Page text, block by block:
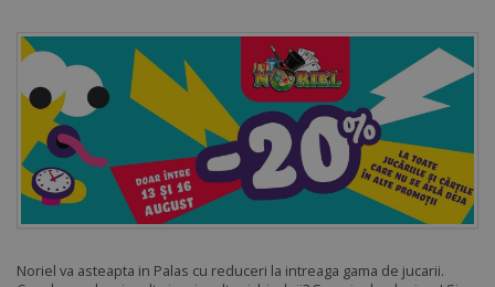
Noriel va asteapta in Palas cu reduceri la intreaga gama de jucarii.